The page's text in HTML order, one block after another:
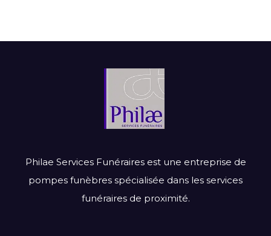
Philae Services Funéraires est une entreprise de
pompes funèbres spécialisée dans les services
funéraires de proximité.